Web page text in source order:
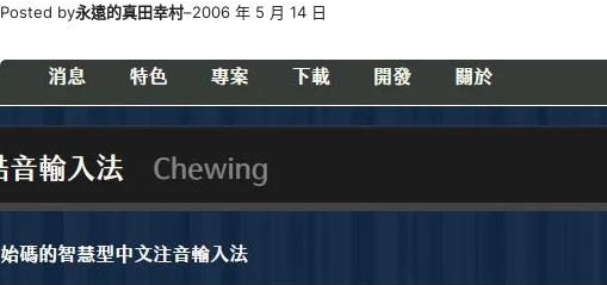
Posted by永遠的真田幸村–2006 年 5 月 14 日